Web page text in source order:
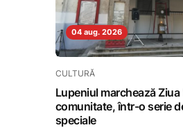
04 aug. 2026
CULTURĂ
Lupeniul marchează
comunitate, într-o serie
speciale